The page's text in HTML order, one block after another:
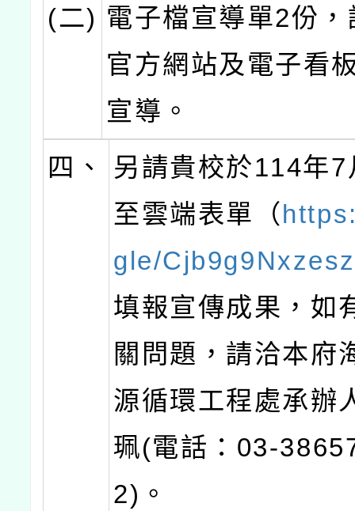
(二) 電子檔宣導單2份
官方網站及電子看
宣導。
四、
另請貴校於114年
至雲端表單（
gle/
填報宣傳成果，如
關問題，請洽本府
源循環工程處承辦
珮(電話：03-
2)。